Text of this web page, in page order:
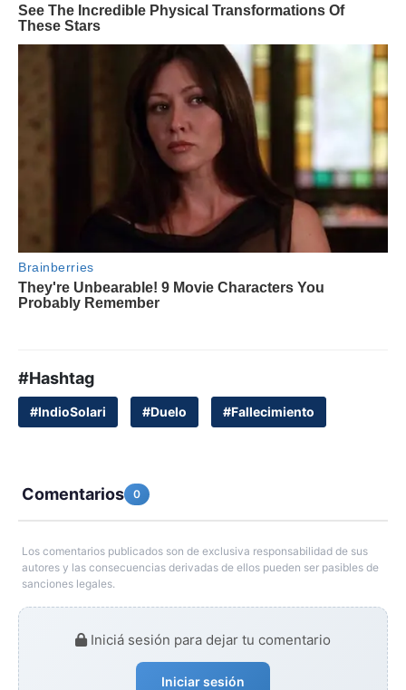
#Hashtag
#IndioSolari #Duelo #Fallecimiento
Comentarios 0
Los comentarios publicados son de exclusiva responsabilidad de sus
autores y las consecuencias derivadas de ellos pueden ser pasibles de
sanciones legales.
Iniciá sesión para dejar tu comentario
Iniciar sesión